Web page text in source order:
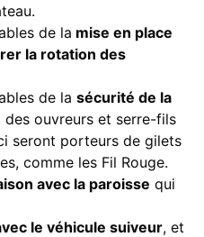
de la mise en place
la rotation des
de la sécurité de la
des ouvreurs et serre-fils
seront porteurs de gilets
comme les Fil Rouge.
avec la paroisse qui
le véhicule suiveur, et